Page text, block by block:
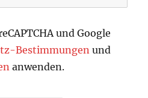
und Google
Bestimmungen und
anwenden.